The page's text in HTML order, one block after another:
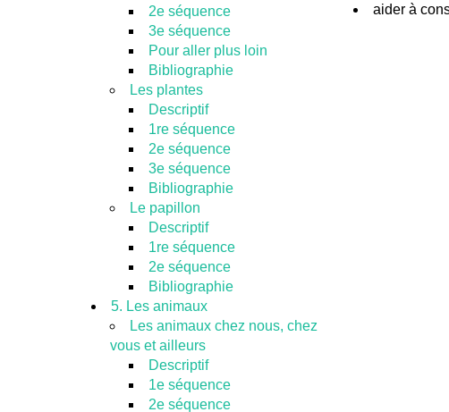
2e séquence
3e séquence
Pour aller plus loin
Bibliographie
Les plantes
Descriptif
1re séquence
2e séquence
3e séquence
Bibliographie
Le papillon
Descriptif
1re séquence
2e séquence
Bibliographie
5. Les animaux
Les animaux chez nous, chez
vous et ailleurs
Descriptif
1e séquence
2e séquence
aider à